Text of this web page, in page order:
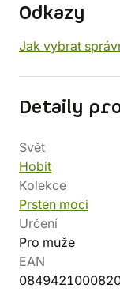
Odkazy
Jak vybrat
Detaily
Svět
Hobit
Kolekce
Prsten moci
Určení
Pro muže
EAN